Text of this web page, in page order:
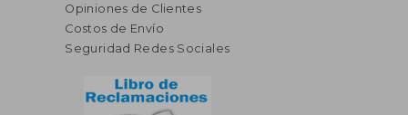
Opiniones de Clientes
Costos de Envío
Seguridad Redes Sociales